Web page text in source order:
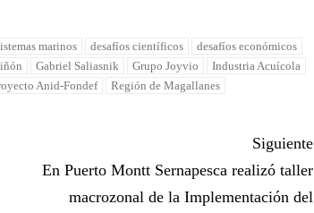
marinos desafíos científicos
desafíos económicos
Gabriel Saliasnik Grupo Joyvio
Industria Acuícola
Anid-Fondef
Región de Magallanes
Siguiente
En Puerto Montt Sernapesca realizó taller
macrozonal de la Implementación del